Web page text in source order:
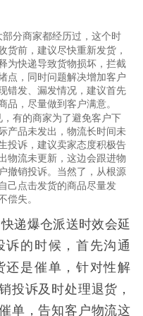
分商家都经历过，这个时
货前，建议尽快重新发货，
为快递导致货物损坏，拦截
点，同时问题解决增加客户
错发、漏发情况，建议首先
品，尽量做到客户满意。
有的商家为了避免客户下
产品未发出，物流长时间未
投诉，建议卖家态度积极告
物流未更新，这边会跟进物
撤销投诉。当然了，从根源
己点击发货的商品尽量发
偿失。
递爆仓派送时效会延
的时候，首先沟通
还是催单，针对性解
投诉及时处理退货，
单，告知客户物流这